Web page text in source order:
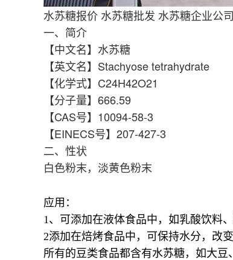
水苏糖报价 水苏糖批发 水苏糖企业公司
一、简介
【中文名】水苏糖
【英文名】Stachyose tetrahydrate
【化学式】C24H42O21
【分子量】666.59
【CAS号】10094-58-3
【EINECS号】207-427-3
二、性状
白色粉末，淡黄色粉末
应用：
1、可添加在液体食品中，如乳酸饮料
2添加在焙烤食品中，可保持水分，改
所有的豆类食品都含有水苏糖，如大